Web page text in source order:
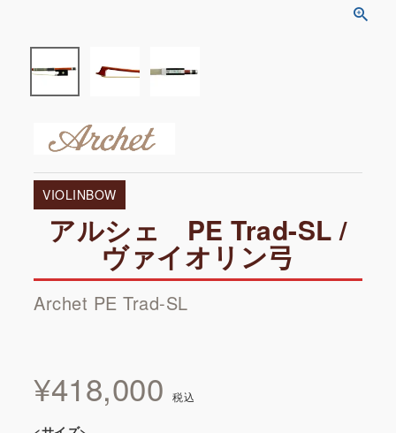
VIOLINBOW
アルシェ PE Trad-SL /
ヴァイオリン弓
Archet PE Trad-SL
¥418,000 税込